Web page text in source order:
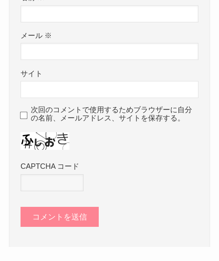
メール ※
サイト
次回のコメントで使用するためブラウザーに自分
の名前、メールアドレス、サイトを保存する。
CAPTCHA コード